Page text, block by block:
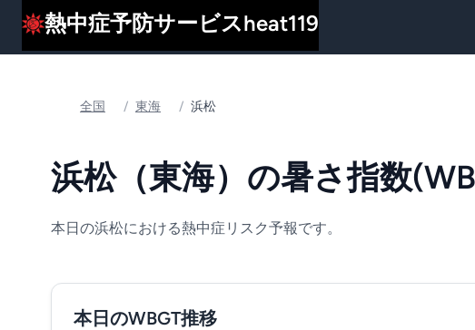
熱中症予防サービスheat119
全国 / 東海 / 浜松
浜松（東海）の暑さ指数
本日の浜松における熱中症リスク予報です。
本日のWBGT推移